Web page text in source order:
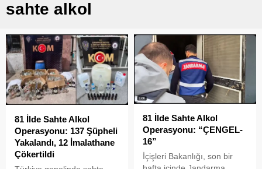
sahte alkol
81 İlde Sahte Alkol
Operasyonu: 137 Şüpheli
Yakalandı, 12 İmalathane
Çökertildi
81 İlde Sahte Alkol
Operasyonu: “ÇENGEL-
16”
İçişleri Bakanlığı, son bir